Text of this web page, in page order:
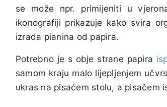
se može npr. primijeniti u
ikonografiji prikazuje kako svira
izrada pianina od papira.
Potrebno je s obje strane papira
samom kraju malo lijepljenjem
ukras na pisaćem stolu, a pisačem